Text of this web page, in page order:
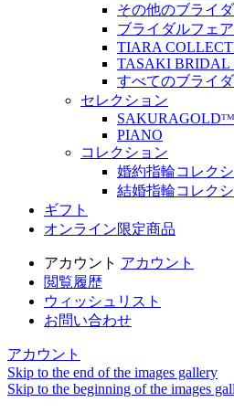
その他のブライ
ブライダルフェア
TIARA
TASAKI BRIDAL
すべてのブライ
セレクション
SAKURAGOLDᵀᴹ
PIANO
コレクション
婚約指輪コレク
結婚指輪コレク
ギフト
オンライン限定商品
アカウント アカウント
閲覧履歴
ウィッシュリスト
お問い合わせ
アカウント
Skip to the end of the images gallery
Skip to the beginning of the images